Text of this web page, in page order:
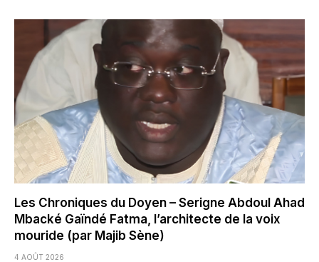
Les Chroniques du Doyen – Serigne Abdoul Ahad
Mbacké Gaïndé Fatma, l’architecte de la voix
mouride (par Majib Sène)
4 AOÛT 2026